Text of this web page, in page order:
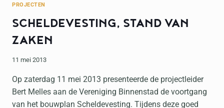
PROJECTEN
SCHELDEVESTING, STAND VAN
ZAKEN
11 mei 2013
Op zaterdag 11 mei 2013 presenteerde de projectleider
Bert Melles aan de Vereniging Binnenstad de voortgang
van het bouwplan Scheldevesting. Tijdens deze goed